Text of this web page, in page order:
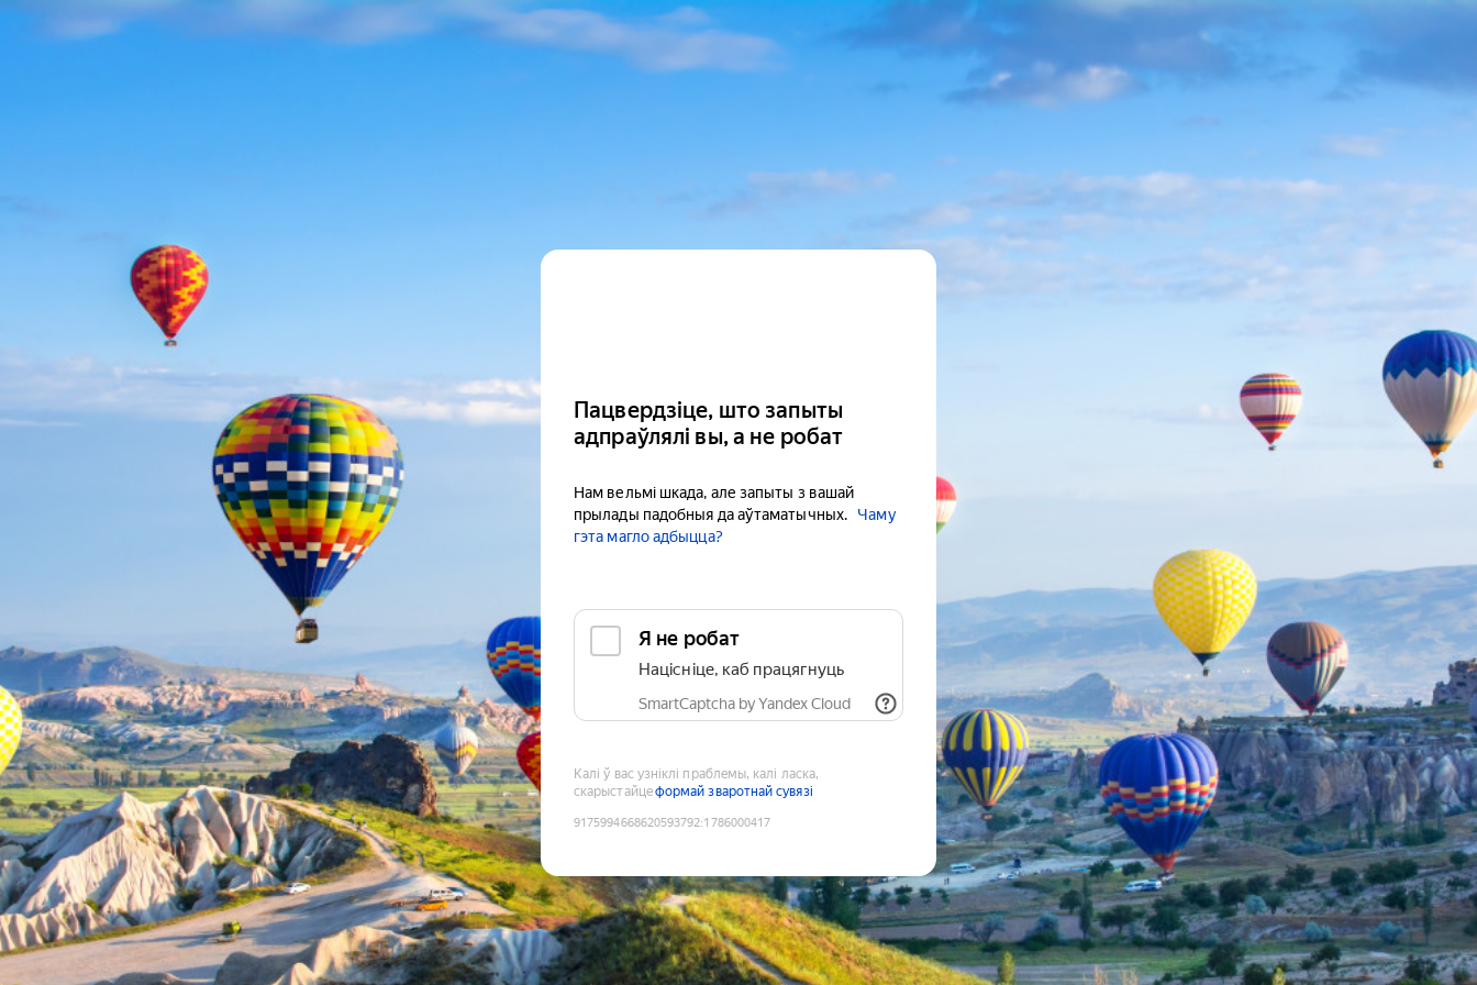
Пацвердзіце, што запыты
адпраўлялі вы, а не робат
Нам вельмі шкада, але запыты з вашай
прылады падобныя да аўтаматычных.
Чаму
гэта магло адбыцца?
Я не робат
Націсніце, каб працягнуць
SmartCaptcha by Yandex Cloud
Калі ў вас узніклі праблемы, калі ласка,
скарыстайцеформай зваротнай сувязі
9175994668620593792:1786000417